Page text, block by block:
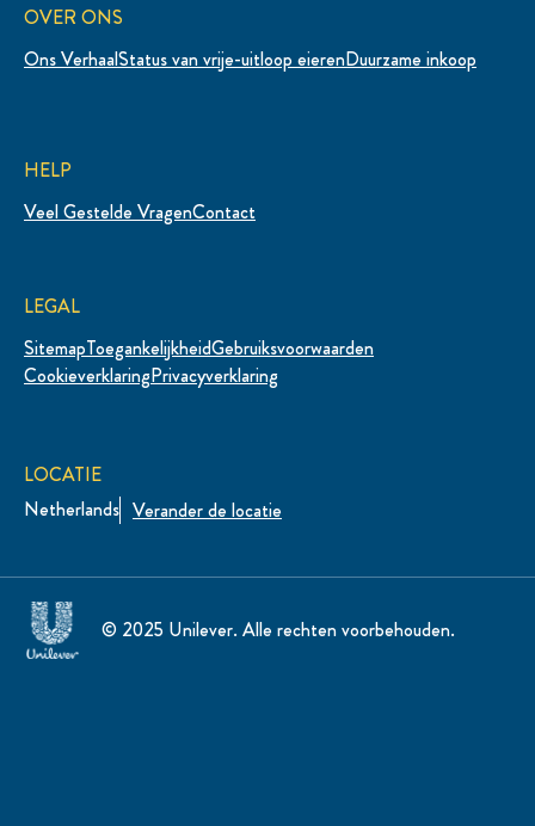
OVER ONS
Ons VerhaalStatus van vrije-uitloop eierenDuurzame inkoop
HELP
Veel Gestelde VragenContact
LEGAL
SitemapToegankelijkheidGebruiksvoorwaarden
CookieverklaringPrivacyverklaring
© 2025 Unilever. Alle rechten voorbehouden.
LOCATIE
Netherlands Verander de locatie